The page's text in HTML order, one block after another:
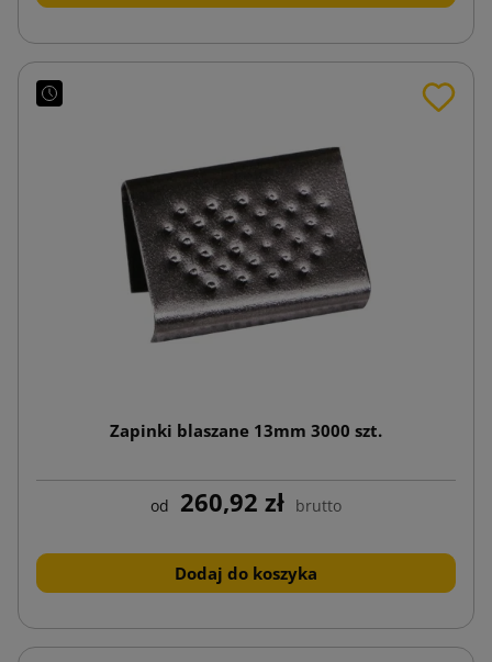
Zapinki blaszane 13mm 3000 szt.
od 260,92 zł brutto
Dodaj do koszyka